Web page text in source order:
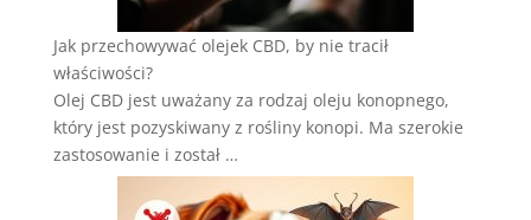
Jak przechowywać olejek CBD, by nie tracił
właściwości?
Olej CBD jest uważany za rodzaj oleju konopnego,
który jest pozyskiwany z rośliny konopi. Ma szerokie
zastosowanie i został …